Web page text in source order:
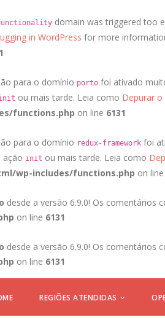
domain was triggered too
in WordPress for more
para o domínio porto foi ativado
ou mais tarde. Leia como Depurar o
functions.php on line 6131
para o domínio redux-framework foi
ação init ou mais tarde. Leia como
wp-includes/functions.php on line
desde a versão 6.9.0! Os comentários
on line 6131
desde a versão 6.9.0! Os comentários
on line 6131
REGIÕES ATENDIDAS